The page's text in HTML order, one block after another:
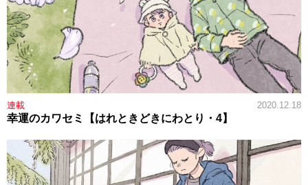
連載 2020.12.18
幸運のカワセミ【はれときどきにわとり・4】